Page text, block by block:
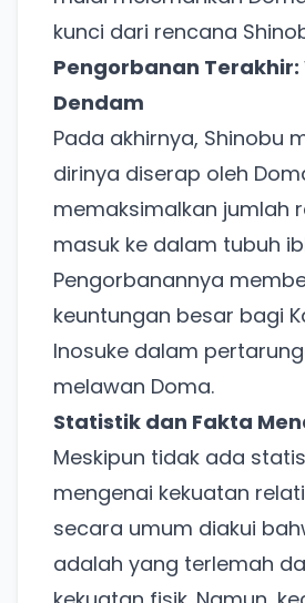
kunci dari rencana
Pengorbanan Terakhir:
Dendam
Pada akhirnya, Shinobu
dirinya diserap oleh
memaksimalkan jumlah
masuk ke dalam tubuh
Pengorbanannya
keuntungan besar bagi
Inosuke dalam
melawan Doma.
Statistik dan Fakta
Meskipun tidak ada
mengenai kekuatan
secara umum diakui
adalah yang terlemah
Ada Website